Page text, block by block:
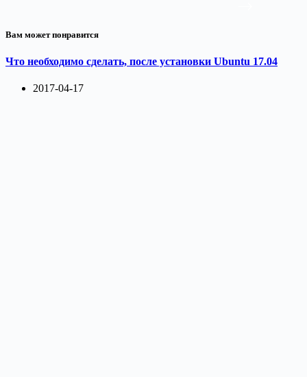
Вам может понравится
Что необходимо сделать, после установки Ubuntu 17.04
2017-04-17